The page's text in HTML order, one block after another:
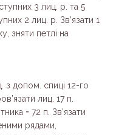
3 лиц. р. та 5
2 лиц. р. Зв’язати 1
зняти петлі на
з допом. спиці 12-го
лиц. 17 п.
= 72 п. Зв’язати
рядами,